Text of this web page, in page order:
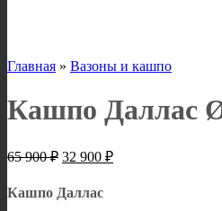
Главная » Вазоны и кашпо
Кашпо Даллас
65 900₽ Первоначальная
составляла
65
32 900 ₽Текущая
Кашпо Даллас